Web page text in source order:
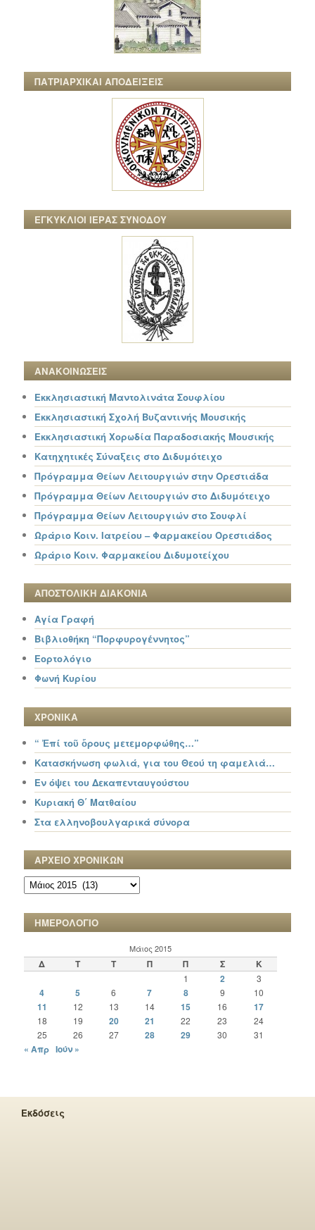
ΠΑΤΡΙΑΡΧΙΚΑΙ ΑΠΟΔΕΙΞΕΙΣ
ΕΓΚΥΚΛΙΟΙ ΙΕΡΑΣ ΣΥΝΟΔΟΥ
ΑΝΑΚΟΙΝΩΣΕΙΣ
Εκκλησιαστική Μαντολινάτα Σουφλίου
Εκκλησιαστική Σχολή Βυζαντινής Μουσικής
Εκκλησιαστική Χορωδία Παραδοσιακής Μουσικής
Κατηχητικές Σύναξεις στο Διδυμότειχο
Πρόγραμμα Θείων Λειτουργιών στην Ορεστιάδα
Πρόγραμμα Θείων Λειτουργιών στο Διδυμότειχο
Πρόγραμμα Θείων Λειτουργιών στο Σουφλί
Ωράριο Κοιν. Ιατρείου – Φαρμακείου Ορεστιάδος
Ωράριο Κοιν. Φαρμακείου Διδυμοτείχου
ΑΠΟΣΤΟΛΙΚΗ ΔΙΑΚΟΝΙΑ
Αγία Γραφή
Βιβλιοθήκη “Πορφυρογέννητος”
Εορτολόγιο
Φωνή Κυρίου
ΧΡΟΝΙΚΑ
“ Ἐπί τοῦ ὄρους μετεμορφώθης…”
Κατασκήνωση φωλιά, για του Θεού τη φαμελιά…
Εν όψει του Δεκαπενταυγούστου
Κυριακή Θ΄ Ματθαίου
Στα ελληνοβουλγαρικά σύνορα
ΑΡΧΕΙΟ ΧΡΟΝΙΚΩΝ
ΑΡΧΕΙΟ
ΧΡΟΝΙΚΩΝ
ΗΜΕΡΟΛΟΓΙΟ
Μάιος 2015
Δ Τ Τ Π Π Σ Κ
1 2 3
4 5 6 7 8 9 10
11 12 13 14 15 16 17
18 19 20 21 22 23
24
25
26 27 28 29 30 31
« Απρ Ιούν »
Εκδόσεις